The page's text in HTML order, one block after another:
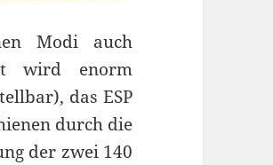
Modi auch
wird enorm
das ESP
durch die
der zwei 140